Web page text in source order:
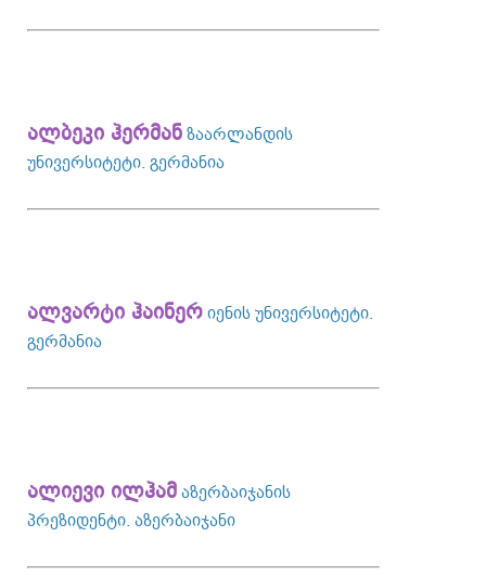
ალბეკი ჰერმანზაარლანდის
უნივერსიტეტი. გერმანია
ალვარტი ჰაინერიენის უნივერსიტეტი.
გერმანია
ალიევი ილჰამაზერბაიჯანის
პრეზიდენტი. აზერბაიჯანი